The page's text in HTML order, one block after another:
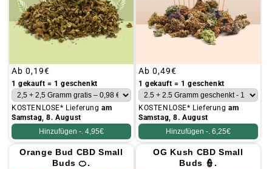
Üblicher
Preis
Ab 0,19€
1 gekauft = 1 geschenkt
KOSTENLOSE* Lieferungam
Samstag, 8. August
Hinzufügen -. 4,95€
Üblicher
Preis
Ab 0,49€
1 gekauft = 1 geschenkt
KOSTENLOSE* Lieferungam
Samstag, 8. August
Hinzufügen -. 6,25€
Orange Bud CBD Small
Buds 🍊.
OG Kush CBD Small
Buds 👮.